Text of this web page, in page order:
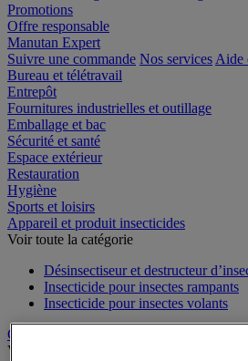
Promotions
Offre responsable
Manutan Expert
Suivre une commande Nos services Aide
Bureau et télétravail
Entrepôt
Fournitures industrielles et outillage
Emballage et bac
Sécurité et santé
Espace extérieur
Restauration
Hygiène
Sports et loisirs
Appareil et produit insecticides
Voir toute la catégorie
Désinsectiseur et destructeur
Insecticide pour insectes rampants
Insecticide pour insectes volants
Chariot à linge et armoire à linge
Voir toute la catégorie